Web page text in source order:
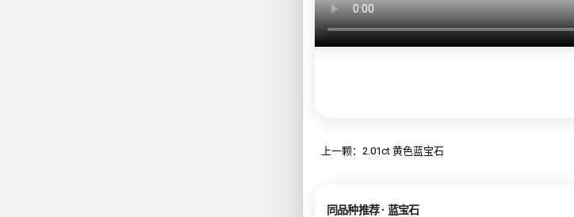
上一颗：2.01ct 黄色蓝宝石
同品种推荐 · 蓝宝石